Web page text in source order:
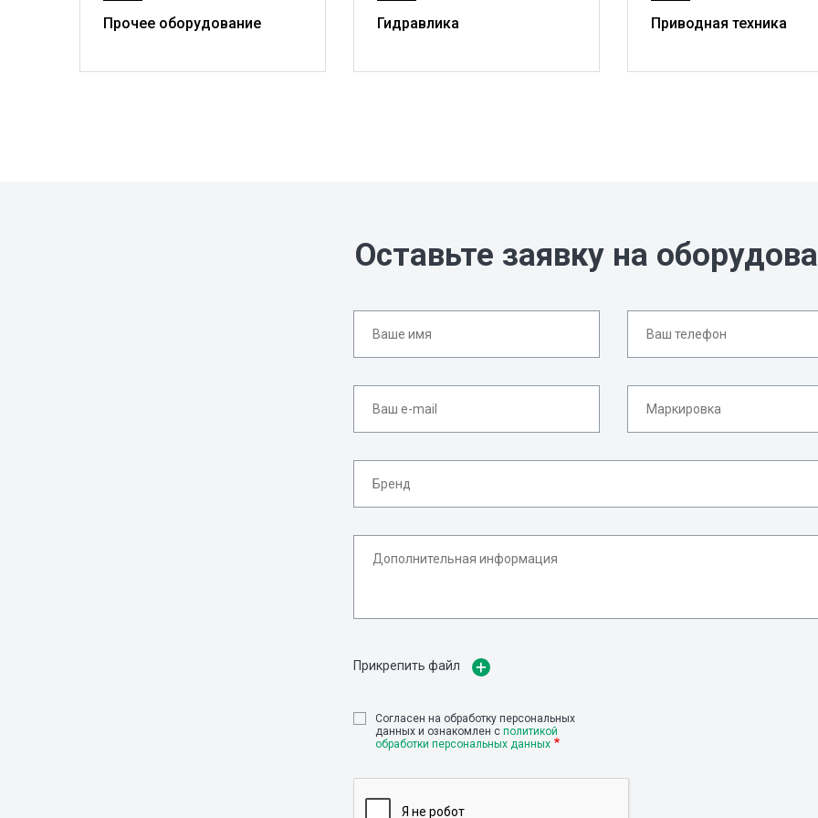
Прочее оборудование Гидравлика Приводная техника
Оставьте заявку на
Прикрепить файл
Cогласен на обработку персональных
данных и ознакомлен с политикой
обработки персональных данных